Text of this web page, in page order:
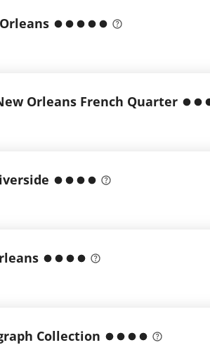
Orleans French Quarter
Collection